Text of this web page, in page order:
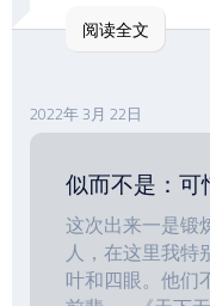
阅读全文
2022年 3月 22日
似而不是：可
这次出来一是锻
人，在这里我特
叶和四眼。他们